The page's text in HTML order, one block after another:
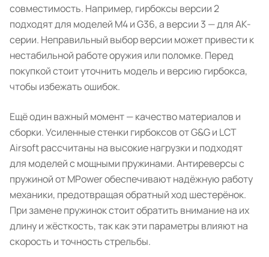
совместимость. Например, гирбоксы версии 2
подходят для моделей M4 и G36, а версии 3 — для АК-
серии. Неправильный выбор версии может привести к
нестабильной работе оружия или поломке. Перед
покупкой стоит уточнить модель и версию гирбокса,
чтобы избежать ошибок.
Ещё один важный момент — качество материалов и
сборки. Усиленные стенки гирбоксов от G&G и LCT
Airsoft рассчитаны на высокие нагрузки и подходят
для моделей с мощными пружинами. Антиреверсы с
пружиной от MPower обеспечивают надёжную работу
механики, предотвращая обратный ход шестерёнок.
При замене пружинок стоит обратить внимание на их
длину и жёсткость, так как эти параметры влияют на
скорость и точность стрельбы.